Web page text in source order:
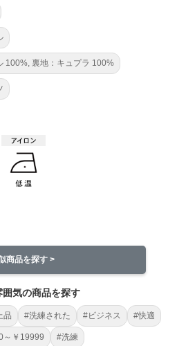
100%, 裏地：キュプラ 100%
商品を探す >
気の商品を探す
品 #洗練された #ビジネス #快適
～￥19999 #洗練